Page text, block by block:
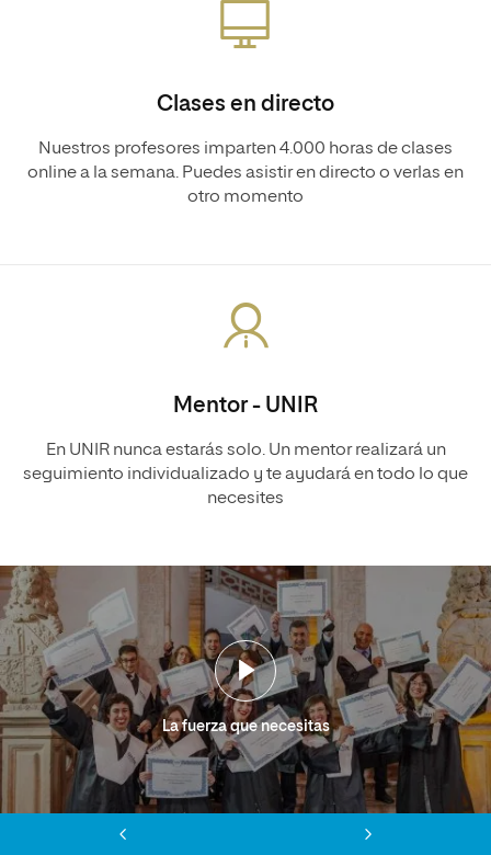
Clases en directo
Nuestros profesores imparten 4.000 horas de clases
online a la semana. Puedes asistir en directo o verlas en
otro momento
Mentor - UNIR
En UNIR nunca estarás solo. Un mentor realizará un
seguimiento individualizado y te ayudará en todo lo que
necesites
La fuerza que necesitas